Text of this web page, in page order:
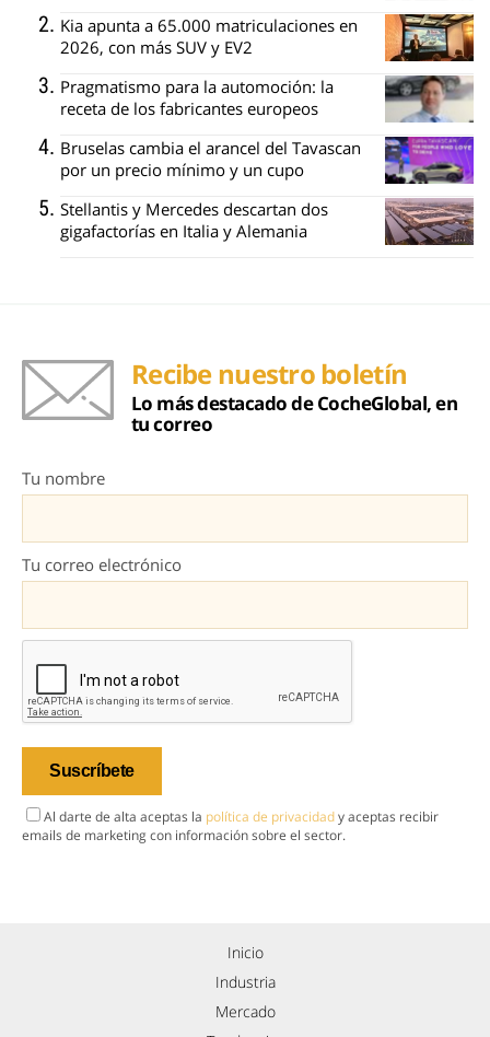
Kia apunta a 65.000 matriculaciones en
2026, con más SUV y EV2
Pragmatismo para la automoción: la
receta de los fabricantes europeos
Bruselas cambia el arancel del Tavascan
por un precio mínimo y un cupo
Stellantis y Mercedes descartan dos
gigafactorías en Italia y Alemania
Recibe nuestro boletín
Lo más destacado de CocheGlobal, en
tu correo
Tu nombre
Tu correo electrónico
Al darte de alta aceptas la política de privacidady aceptas recibir
emails de marketing con información sobre el sector.
Inicio
Industria
Mercado